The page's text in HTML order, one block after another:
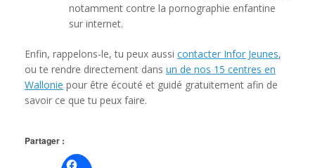
notamment contre la pornographie enfantine
sur internet.
Enfin, rappelons-le, tu peux aussi contacter Infor Jeunes,
ou te rendre directement dans un de nos 15 centres en
Wallonie pour être écouté et guidé gratuitement afin de
savoir ce que tu peux faire.
Partager :